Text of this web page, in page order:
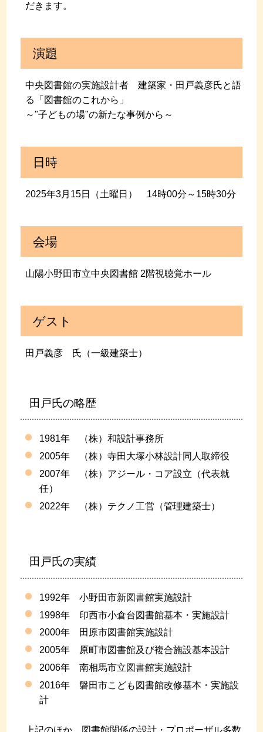
だきます。
演題
中央図書館の実施設計者 建築家・田戸義彦氏と語
る「図書館のこれから」
～"子どもの場"の新たな事例から～
日時
2025年3月15日（土曜日） 14時00分～15時30分
会場
山陽小野田市立中央図書館 2階視聴覚ホール
ゲスト
田戸義彦 氏（一級建築士）
田戸氏の略歴
1981年 （株）和設計事務所
2005年 （株）寺田大塚小林設計同人取締役
2007年 （株）アジール・コア設立（代表就
任）
2022年 （株）テクノ工営（管理建築士）
田戸氏の実績
1992年 小野田市新図書館実施設計
1998年 印西市小倉台図書館基本・実施設計
2000年 田原市図書館実施設計
2005年 原町市図書館及び複合施設基本設計
2006年 南相馬市立図書館実施設計
2016年 磐田市こども図書館改修基本・実施設
計
上記のほか、図書館関係の設計・プロポーザル多数